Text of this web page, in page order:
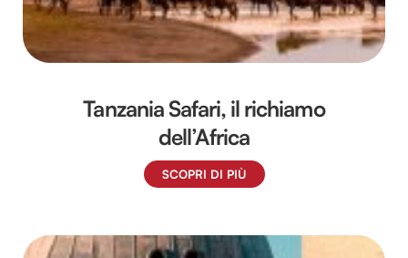
Tanzania Safari, il richiamo
dell’Africa
SCOPRI DI PIÙ